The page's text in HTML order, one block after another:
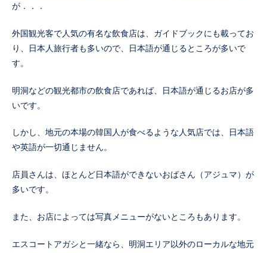
が．．．
外国観光客で人気の有名な飲食店は、ガイドブックにも載ってお
り、日本人旅行者も多いので、日本語が通じるところが多いで
す。
明洞などの観光都市の飲食店であれば、日本語が通じるお店が多
いです。
しかし、地元の本場の韓国人が食べるような人気店では、日本語
や英語が一切通じません。
店員さんは、ほとんど日本語ができないおばさん（アジュマ）が
多いです。
また、お店によっては写真メニューがないところもあります。
エスコートアガシと一緒なら、明洞エリア以外のローカルな地元